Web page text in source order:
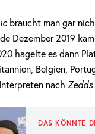
braucht man gar
Dezember 2019
hagelte es dann
Belgien,
nach Zedds
DAS KÖNNTE